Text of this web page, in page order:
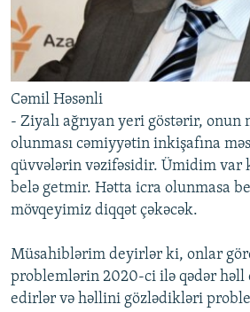
Cəmil Həsənli
- Ziyalı ağrıyan yeri göstərir, onun
olunması cəmiyyətin inkişafına
qüvvələrin vəzifəsidir. Ümidim var
belə getmir. Hətta icra olunmasa
mövqeyimiz diqqət çəkəcək.
Müsahiblərim deyirlər ki, onlar
problemlərin 2020-ci ilə qədər həll
edirlər və həllini gözlədikləri